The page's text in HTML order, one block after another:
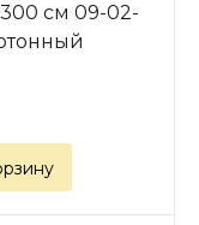
см 09-02-